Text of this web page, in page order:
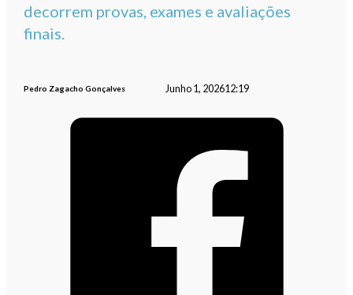
decorrem provas, exames e avaliações
finais.
Pedro Zagacho Gonçalves Junho 1, 202612:19